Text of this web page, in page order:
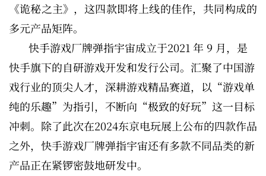
《诡秘之主》，这四款即将上线的佳作，共同构成的
多元产品矩阵。
快手游戏厂牌弹指宇宙成立于2021 年 9 月，是
快手旗下的自研游戏开发和发行公司。汇聚了中国游
戏行业的顶尖人才，深耕游戏精品赛道，以“游戏单
纯的乐趣”为指引，不断向“极致的好玩”这一目标
冲刺。除了此次在2024东京电玩展上公布的四款作品
之外，快手游戏厂牌弹指宇宙还有多款不同品类的新
产品正在紧锣密鼓地研发中。